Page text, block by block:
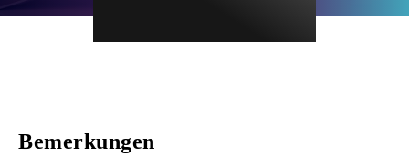
Bemerkungen